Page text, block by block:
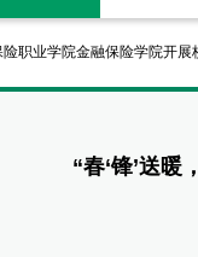
职业学院金融保险学院开展
“春‘锋’送